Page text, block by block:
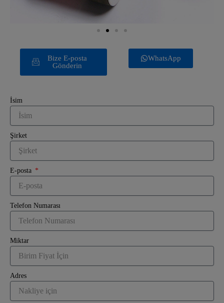
Bize E-posta
Gönderin
WhatsApp
İsim
Şirket
E-posta
Telefon Numarası
Miktar
Adres